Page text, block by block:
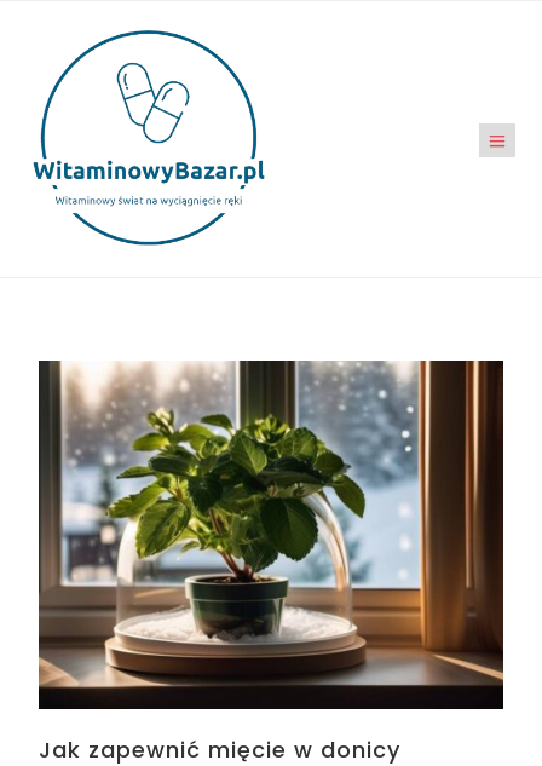
Jak zapewnić mięcie w donicy